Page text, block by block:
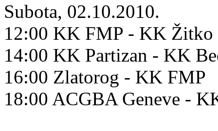
Subota, 02.10.2010.
12:00 KK FMP - KK Žitko
14:00 KK Partizan - KK
16:00 Zlatorog - KK FMP
18:00 ACGBA Geneve -